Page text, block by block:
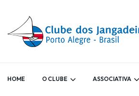
HOME O CLUBE ASSOCIATIVA